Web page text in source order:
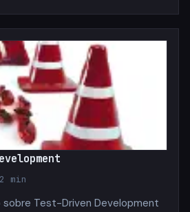
2 min
sobre Test-Driven Development